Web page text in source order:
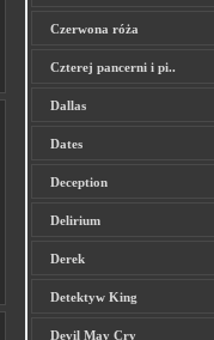
Czerwona róża
Czterej pancerni i pi..
Dallas
Dates
Deception
Delirium
Derek
Detektyw King
Devil May Cry